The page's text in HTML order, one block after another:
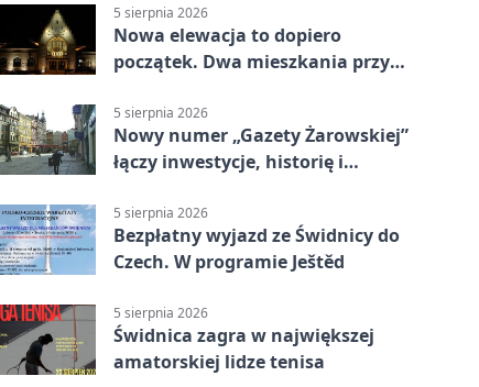
5 sierpnia 2026
Nowa elewacja to dopiero
początek. Dwa mieszkania przy
5 sierpnia 2026
Nowy numer „Gazety Żarowskiej”
łączy inwestycje, historię i
5 sierpnia 2026
Bezpłatny wyjazd ze Świdnicy do
Czech. W programie Ještěd
5 sierpnia 2026
Świdnica zagra w największej
amatorskiej lidze tenisa